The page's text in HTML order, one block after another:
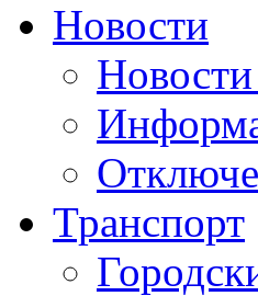
Новости
Транспорт